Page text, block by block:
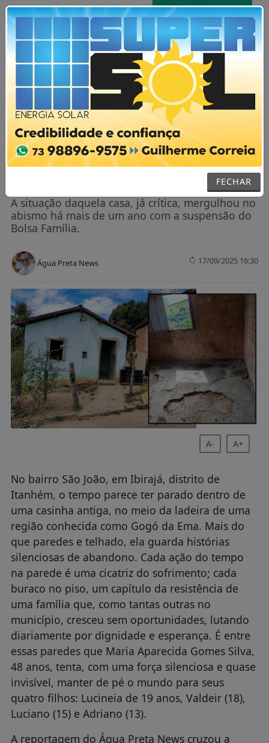
AGORA AO VIVO
MENU
FECHAR
NOTÍCIAS / POLÍTICA
Cestas básicas apenas não aliviam a
dura realidade de uma família em
A situação daquela casa, já crítica, mergulhou no
abismo há mais de um ano com a suspensão do
Bolsa Família.
Água Preta News 17/09/2025 16:30
A- A+
No bairro São João, em Ibirajá, distrito de
Itanhém, o tempo parece ter parado dentro de
uma casinha antiga, no meio da ladeira de uma
região conhecida como Gogó da Ema. Mais do
que paredes e telhado, ela guarda histórias
silenciosas de abandono. Cada ação do tempo
na parede é uma cicatriz do sofrimento; cada
buraco no piso, um capítulo da resistência de
uma família que, como tantas outras no
município, cresceu sem oportunidades, lutando
diariamente por dignidade e esperança. É entre
essas paredes que Maria Aparecida Gomes Silva,
48 anos, tenta, com uma força silenciosa e quase
invisível, manter de pé o mundo para seus
quatro filhos: Lucineia de 19 anos, Valdeir (18),
Luciano (15) e Adriano (13).
A reportagem do Água Preta News cruzou a